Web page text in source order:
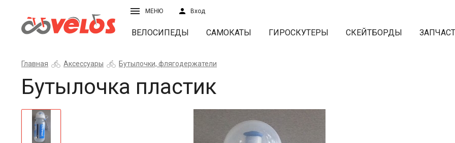
МЕНЮ Вход
ВЕЛОСИПЕДЫ САМОКАТЫ ГИРОСКУТЕРЫ СКЕЙТБОРДЫ
Главная Аксессуары Бутылочки, флягодержатели
Бутылочка пластик